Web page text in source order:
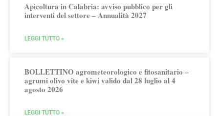
Apicoltura in Calabria: avviso pubblico per gli
interventi del settore – Annualità 2027
LEGGI TUTTO »
BOLLETTINO agrometeorologico e fitosanitario –
agrumi olivo vite e kiwi valido dal 28 luglio al 4
agosto 2026
LEGGI TUTTO »